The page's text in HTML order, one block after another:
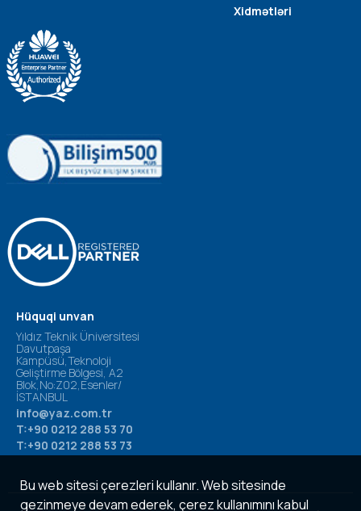
Bu web sitesi çerezleri kullanır. Web sitesinde
gezinmeye devam ederek, çerez kullanımını kabul
Xidmətləri
Hüquqi unvan
Yıldız Teknik Üniversitesi
Davutpaşa
Kampüsü,Teknoloji
Geliştirme Bölgesi, A2
Blok,No:Z02,Esenler/
İSTANBUL
info@yaz.com.tr
T:+90 0212 288 53 70
T:+90 0212 288 53 73